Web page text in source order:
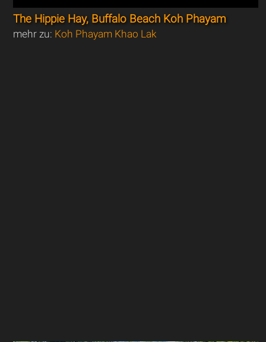
The Hippie Hay, Buffalo Beach Koh Phayam
mehr zu: Koh Phayam Khao Lak